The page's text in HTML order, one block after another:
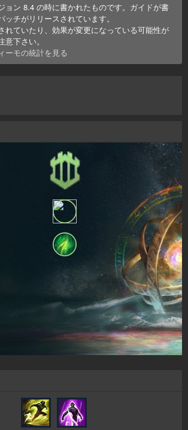
ョン8.4 の時に書かれたものです。ガイドが書
チがリリースされています。
れていたり、効果が変更になっている可能性が
下さい。
ーモの統計を見る